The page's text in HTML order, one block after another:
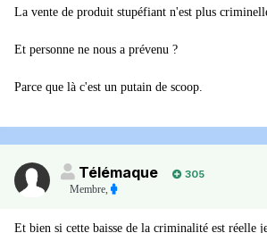
La vente de produit stupéfiant n'est plus
Et personne ne nous a prévenu ?
Parce que là c'est un putain de scoop.
Télémaque
305
Membre,
Et bien si cette baisse de la criminalité est réelle